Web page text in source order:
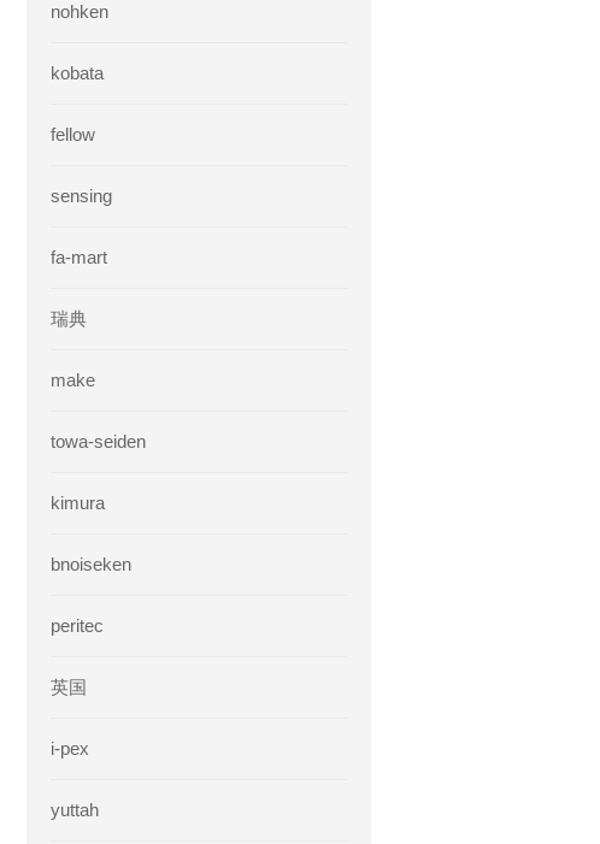
nohken
kobata
fellow
sensing
fa-mart
瑞典
make
towa-seiden
kimura
bnoiseken
peritec
英国
i-pex
yuttah